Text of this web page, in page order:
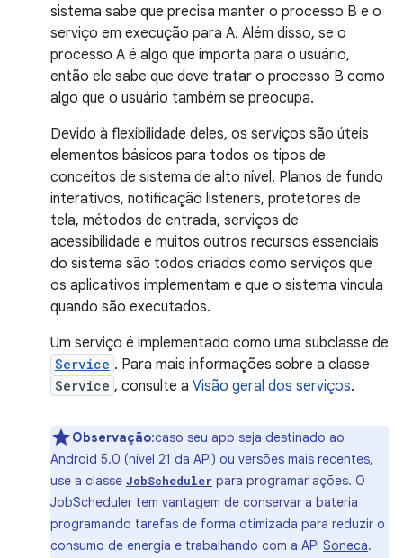
sistema sabe que precisa manter o processo B e o
serviço em execução para A. Além disso, se o
processo A é algo que importa para o usuário,
então ele sabe que deve tratar o processo B como
algo que o usuário também se preocupa.
Devido à flexibilidade deles, os serviços são úteis
elementos básicos para todos os tipos de
conceitos de sistema de alto nível. Planos de fundo
interativos, notificação listeners, protetores de
tela, métodos de entrada, serviços de
acessibilidade e muitos outros recursos essenciais
do sistema são todos criados como serviços que
os aplicativos implementam e que o sistema vincula
quando são executados.
Um serviço é implementado como uma subclasse de
Service . Para mais informações sobre a classe
Service , consulte a Visão geral dos serviços.
Observação:caso seu app seja destinado ao
Android 5.0 (nível 21 da API) ou versões mais recentes,
use a classe JobScheduler para programar ações. O
JobScheduler tem vantagem de conservar a bateria
programando tarefas de forma otimizada para reduzir o
consumo de energia e trabalhando com a API Soneca.